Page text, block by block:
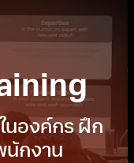
นองค์กร ฝึก
นักงาน